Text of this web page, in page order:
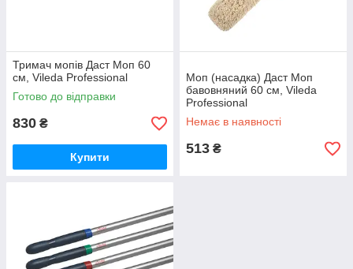
Тримач мопів Даст Моп 60
см, Vileda Professional
Готово до відправки
830 ₴
Купити
Моп (насадка) Даст Моп
бавовняний 60 см, Vileda
Professional
Немає в наявності
513 ₴